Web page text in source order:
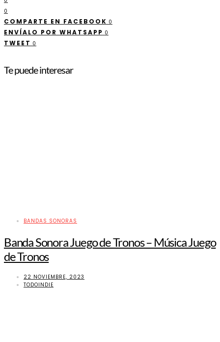
0
COMPARTE EN FACEBOOK 0
ENVÍALO POR WHATSAPP 0
TWEET 0
Te puede interesar
BANDAS SONORAS
Banda Sonora Juego de Tronos – Música Juego
de Tronos
22 NOVIEMBRE, 2023
TODOINDIE